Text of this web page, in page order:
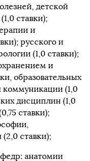
детской
ставки);
и
русского и
(1,0 ставки);
и
образовательных
коммуникации (1,0
дисциплин (1,0
ставки);
ставки);
анатомии